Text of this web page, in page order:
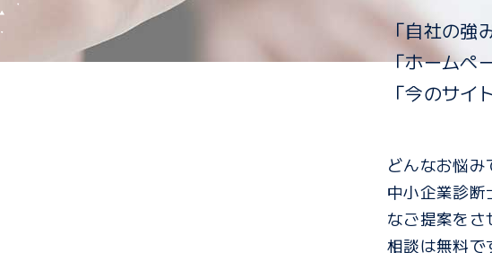
「自社の強
「ホームペ
「今のサイ
どんなお悩み
中小企業診
なご提案をさ
相談は無料で